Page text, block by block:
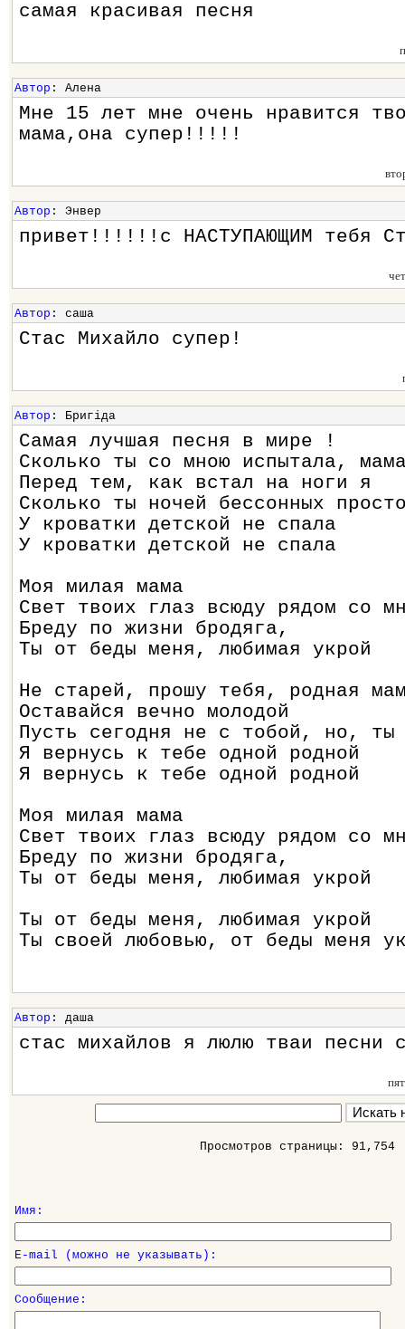
самая красивая песня
Автор : Алена
Мне 15 лет мне очень нравится
мама,она супер!!!!!
Автор : Энвер
привет!!!!!!с НАСТУПАЮЩИМ
Автор : саша
Стас Михайло супер!
Автор : Бригіда
Самая лучшая песня в мире !
Сколько ты со мною испытала,
Перед тем, как встал на ноги я
Сколько ты ночей бессонных
У кроватки детской не спала
У кроватки детской не спала
Моя милая мама
Свет твоих глаз всюду рядом со
Бреду по жизни бродяга,
Ты от беды меня, любимая укрой
Не старей, прошу тебя, родная
Оставайся вечно молодой
Пусть сегодня не с тобой, но, ты
Я вернусь к тебе одной родной
Я вернусь к тебе одной родной
Моя милая мама
Свет твоих глаз всюду рядом со
Бреду по жизни бродяга,
Ты от беды меня, любимая укрой
Ты от беды меня, любимая укрой
Ты своей любовью, от беды меня
Автор : даша
стас михайлов я люлю тваи песни
Просмотров страницы: 91,754
Имя:
E-mail (можно не указывать):
Сообщение: